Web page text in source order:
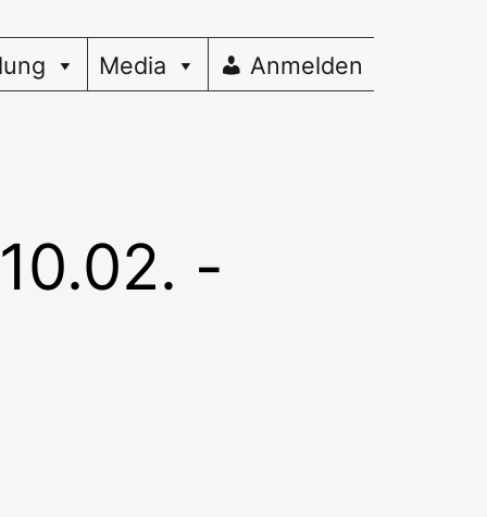
Media Anmelden
-